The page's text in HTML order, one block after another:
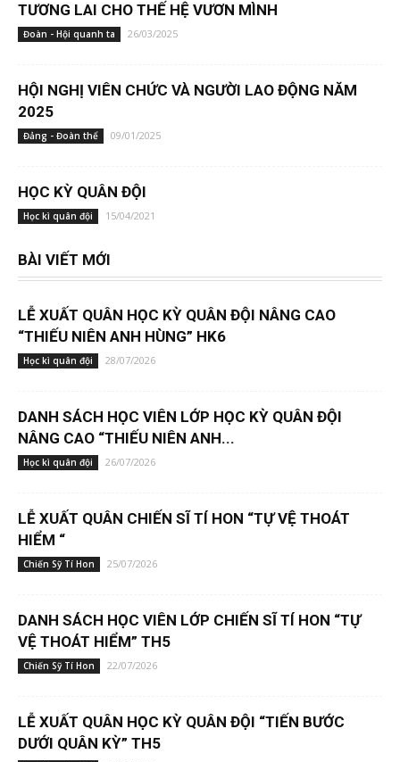
TƯƠNG LAI CHO THẾ HỆ VƯƠN MÌNH
Đoàn - Hội quanh ta 26/03/2025
HỘI NGHỊ VIÊN CHỨC VÀ NGƯỜI LAO ĐỘNG NĂM
2025
Đảng - Đoàn thể 09/01/2025
HỌC KỲ QUÂN ĐỘI
Học kì quân đội 15/04/2021
BÀI VIẾT MỚI
LỄ XUẤT QUÂN HỌC KỲ QUÂN ĐỘI NÂNG CAO
“THIẾU NIÊN ANH HÙNG” HK6
Học kì quân đội 28/07/2026
DANH SÁCH HỌC VIÊN LỚP HỌC KỲ QUÂN ĐỘI
NÂNG CAO “THIẾU NIÊN ANH...
Học kì quân đội 26/07/2026
LỄ XUẤT QUÂN CHIẾN SĨ TÍ HON “TỰ VỆ THOÁT
HIỂM “
Chiến Sỹ Tí Hon 25/07/2026
DANH SÁCH HỌC VIÊN LỚP CHIẾN SĨ TÍ HON “TỰ
VỆ THOÁT HIỂM” TH5
Chiến Sỹ Tí Hon 22/07/2026
LỄ XUẤT QUÂN HỌC KỲ QUÂN ĐỘI “TIẾN BƯỚC
DƯỚI QUÂN KỲ” TH5